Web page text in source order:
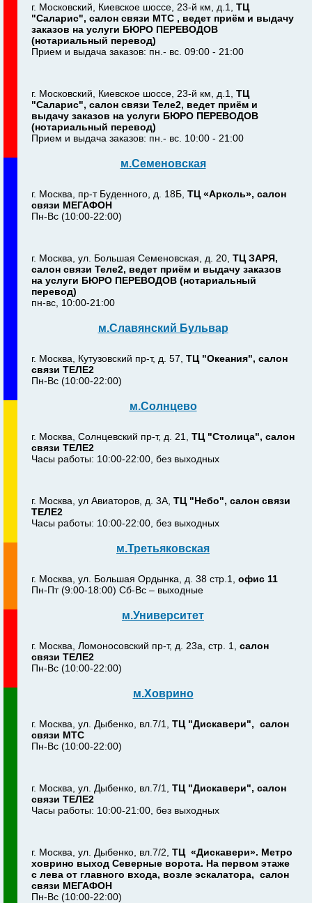
г. Московский, Киевское шоссе, 23-й км, д.1, ТЦ
"Саларис", салон связи МТС , ведет приём и выдачу
заказов на услуги БЮРО ПЕРЕВОДОВ
(нотариальный перевод)
Прием и выдача заказов: пн.- вс. 09:00 - 21:00
г. Московский, Киевское шоссе, 23-й км, д.1, ТЦ
"Саларис", салон связи Теле2, ведет приём и
выдачу заказов на услуги БЮРО ПЕРЕВОДОВ
(нотариальный перевод)
Прием и выдача заказов: пн.- вс. 10:00 - 21:00
м.Семеновская
г. Москва, пр-т Буденного, д. 18Б, ТЦ «Арколь», салон
связи МЕГАФОН
Пн-Вс (10:00-22:00)
г. Москва, ул. Большая Семеновская, д. 20, ТЦ ЗАРЯ,
салон связи Теле2, ведет приём и выдачу заказов
на услуги БЮРО ПЕРЕВОДОВ (нотариальный
перевод)
пн-вс, 10:00-21:00
м.Славянский Бульвар
г. Москва, Кутузовский пр-т, д. 57, ТЦ "Океания", салон
связи ТЕЛЕ2
Пн-Вс (10:00-22:00)
м.Солнцево
г. Москва, Солнцевский пр-т, д. 21, ТЦ "Столица", салон
связи ТЕЛЕ2
Часы работы: 10:00-22:00, без выходных
г. Москва, ул Авиаторов, д. 3А, ТЦ "Небо", салон связи
ТЕЛЕ2
Часы работы: 10:00-22:00, без выходных
м.Третьяковская
г. Москва, ул. Большая Ордынка, д. 38 стр.1, офис 11
Пн-Пт (9:00-18:00) Сб-Вс – выходные
м.Университет
г. Москва, Ломоносовский пр-т, д. 23а, стр. 1, салон
связи ТЕЛЕ2
Пн-Вс (10:00-22:00)
м.Ховрино
г. Москва, ул. Дыбенко, вл.7/1, ТЦ "Дискавери", салон
связи МТС
Пн-Вс (10:00-22:00)
г. Москва, ул. Дыбенко, вл.7/1, ТЦ "Дискавери", салон
связи ТЕЛЕ2
Часы работы: 10:00-21:00, без выходных
г. Москва, ул. Дыбенко, вл.7/2, ТЦ «Дискавери». Метро
ховрино выход Северные ворота. На первом этаже
с лева от главного входа, возле эскалатора, салон
связи МЕГАФОН
Пн-Вс (10:00-22:00)